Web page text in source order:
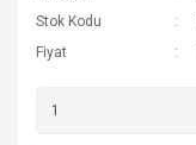
Stok Kodu
Fiyat